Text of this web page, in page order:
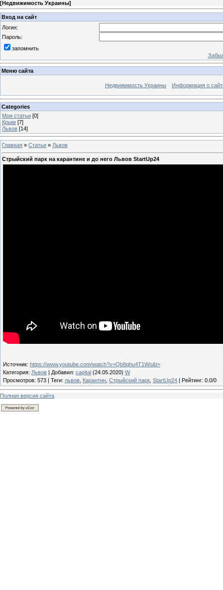
[Недвижимость Украины]
Вход на сайт
Логин:
Пароль:
запомнить
Меню сайта
Недвижимость Украины Информация о
Categories
Мои статьи [0]
Крым [7]
Львов [14]
Главная » Статьи » Львов
Стрыйский парк на карантине и до него Львов StartUp24
Источник: https://www.youtube.com/watch?v=Qb8qhu4T1Wo&t=
Категория: Львов Добавил: capital (24.05.2020) W
Просмотров: 573 Теги: львов Карантин Стрыйский парк StartUp24 Рейтинг: 0.0/0
Полная версия сайта